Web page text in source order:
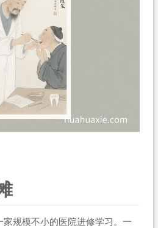
规模不小的医院进修学习。一